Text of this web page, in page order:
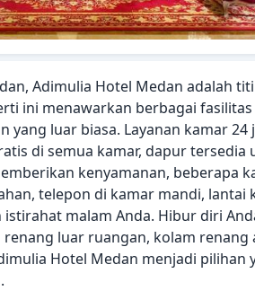
Adimulia Hotel Medan adalah
ini menawarkan berbagai
yang luar biasa. Layanan kamar 24
di semua kamar, dapur
kenyamanan, beberapa
telepon di kamar mandi, lantai
malam Anda. Hibur diri
luar ruangan, kolam renang
Hotel Medan menjadi pilihan